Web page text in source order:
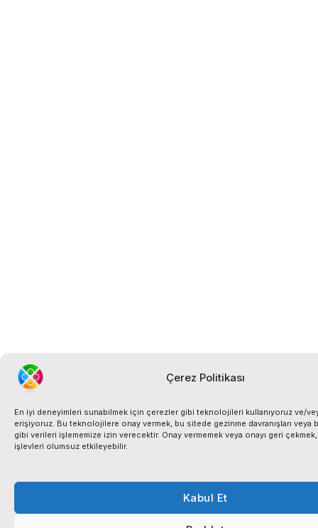
Çerez Politikası
En iyi deneyimleri sunabilmek için çerezler gibi teknolojileri kullanıyoruz ve/
erişiyoruz. Bu teknolojilere onay vermek, bu sitede gezinme davranışları veya
gibi verileri işlememize izin verecektir. Onay vermemek veya onayı geri
işlevleri olumsuz etkileyebilir.
Kabul Et